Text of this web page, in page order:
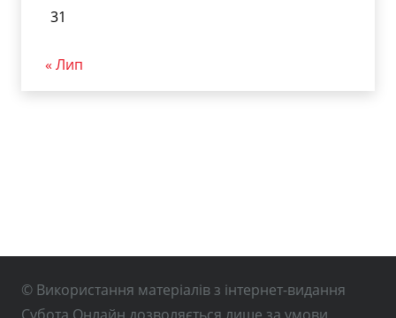
31
« Лип
© Використання матеріалів з інтернет-видання